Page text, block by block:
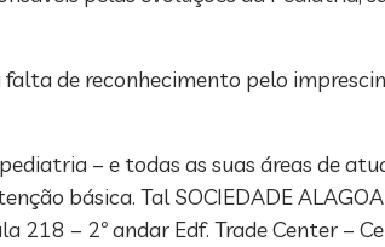
falta de reconhecimento pelo
– e todas as suas áreas de
básica. Tal SOCIEDADE
218 – 2º andar Edf. Trade Center –